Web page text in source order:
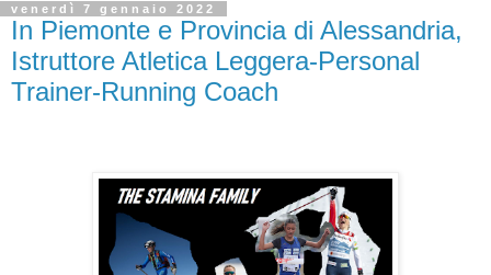
venerdì 7 gennaio 2022
In Piemonte e Provincia di Alessandria,
Istruttore Atletica Leggera-Personal
Trainer-Running Coach